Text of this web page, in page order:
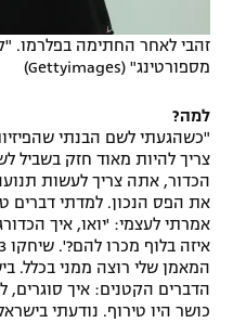
זהבי לאחר החתימה בפלרמו.
מספורטינג" (Gettyimages)
למה?
"כשהגעתי לשם הבנתי
צריך להיות מאוד חזק בשביל
הכדור, אתה צריך לעשות
את הפס הנכון. למדתי דברים
אמרתי לעצמי: 'יואו, איך
המאמן שלי רוצה ממני בכלל.
הדברים הקטנים: איך סוגרים,
כושר היו טירוף. נודעתי